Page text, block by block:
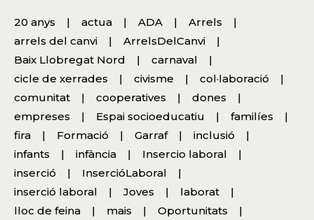
20 anys actua ADA
Arrels
arrels del canvi
ArrelsDelCanvi
Baix Llobregat Nord
carnaval
cicle de xerrades
civisme
col·laboració
comunitat
cooperatives
dones
empreses
Espai socioeducatiu
familíes
fira
Formació Garraf
inclusió
infants
infància
Insercio laboral
inserció
InsercióLaboral
inserció laboral
Joves
laborat
lloc de feina
mais
Oportunitats